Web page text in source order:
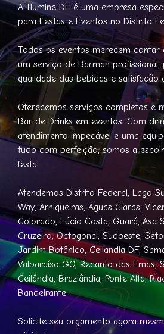
A Ilumine DF é uma empresa
para Festas e Eventos no Distrito
Todos os eventos merecem
um serviço de Barman profissional,
qualidade das bebidas e satisfação
Oferecemos serviços completos e
Bar de Drinks em eventos. Com
atendimento impecável e uma
tudo com perfeição, somos a
festa!
Atendemos Distrito Federal, Lago
Way, Arniqueiras, Águas Claras,
Colorado, Lúcio Costa, Guará, Asa
Cruzeiro, Octogonal, Sudoeste,
Jardim Botânico, Ceilandia DF,
Valparaíso GO, Recanto das Emas,
Ceilândia, Brazlândia, Ponte Alta,
Bandeirante.
Solicite seu orçamento agora